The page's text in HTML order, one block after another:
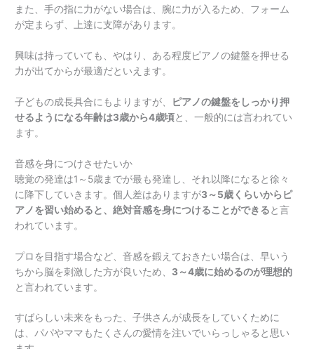
また、手の指に力がない場合は、腕に力が入るため、フォーム
が定まらず、上達に支障があります。
興味は持っていても、やはり、ある程度ピアノの鍵盤を押せる
力が出てからが最適だといえます。
子どもの成長具合にもよりますが、
ピアノの鍵盤をしっかり押
せるようになる年齢は3歳から4歳頃と、一般的には言われてい
ます。
音感を身につけさせたいか
聴覚の発達は1～5歳までが最も発達し、それ以降になると徐々
に降下していきます。個人差はありますが3～5歳くらいからピ
アノを習い始めると、絶対音感を身につけることができると言
われています。
プロを目指す場合など、音感を鍛えておきたい場合は、早いう
ちから脳を刺激した方が良いため、 3～4歳に始めるのが理想的
と言われています。
すばらしい未来をもった、子供さんが成長をしていくために
は、パパやママもたくさんの愛情を注いでいらっしゃると思い